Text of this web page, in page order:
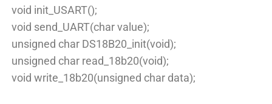
void init_USART();
void send_UART(char value);
unsigned char DS18B20_init(void);
unsigned char read_18b20(void);
void write_18b20(unsigned char data);